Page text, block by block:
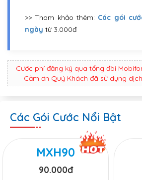
>> Tham khảo thêm: Các gói
ngày từ 3.000đ
Cước phí đăng ký qua tổng đài
Cảm ơn Quý Khách đã sử dụng
Các Gói Cước Nổi Bật
MXH90
90.000đ